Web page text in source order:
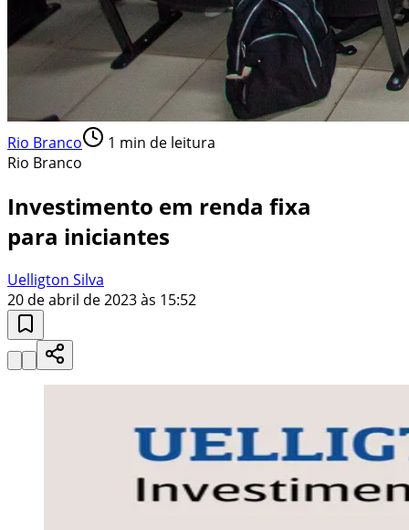
Rio Branco 1 min de leitura
Rio Branco
Investimento em renda fixa
para iniciantes
Uelligton Silva
20 de abril de 2023 às 15:52